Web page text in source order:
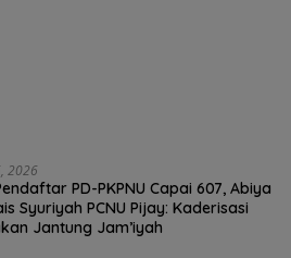
2026
PD-PKPNU Capai 607, Abiya
Syuriyah PCNU Pijay: Kaderisasi
Jantung Jam’iyah